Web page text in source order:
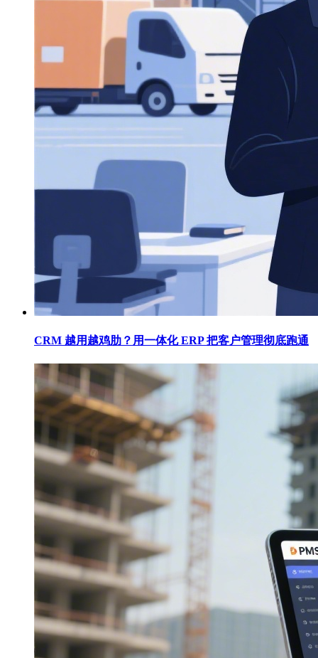
CRM 越用越鸡肋？用一体化 ERP 把客户管理彻底跑通